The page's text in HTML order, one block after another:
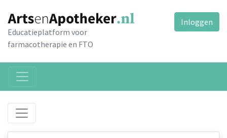
Educatieplatform voor
farmacotherapie en FTO
Inloggen